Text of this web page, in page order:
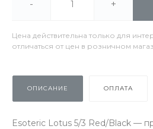
- +
Цена действительна только для
отличаться от цен в розничном
ОПИСАНИЕ ОПЛАТА
Esoteric Lotus 5/3 Red/Black —